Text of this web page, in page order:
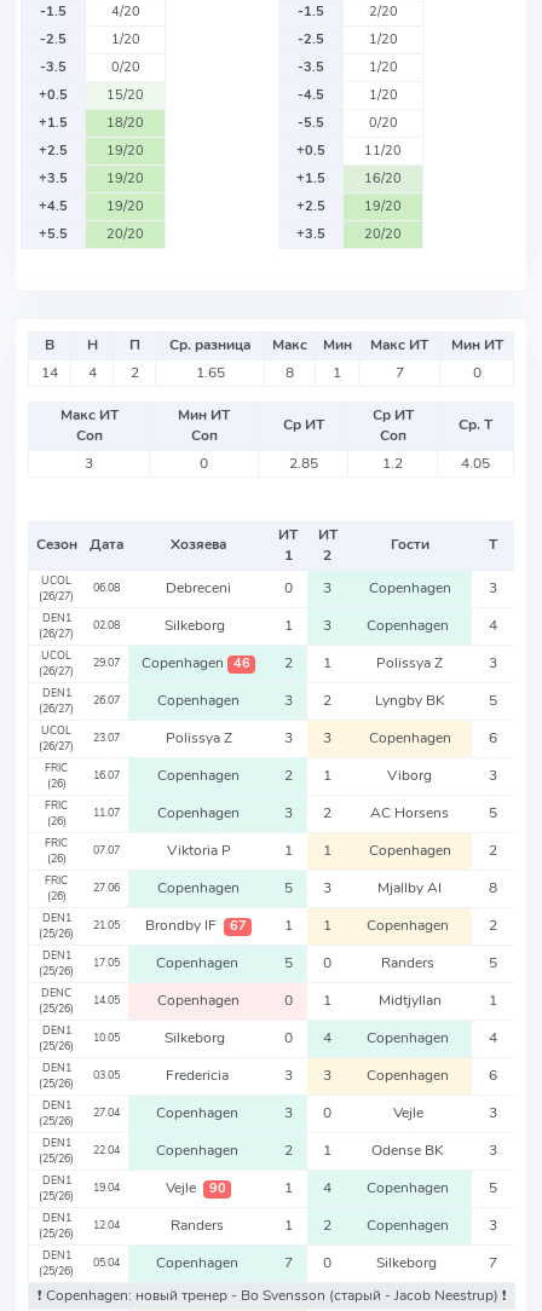
-1.5
4/20
-2.5
1/20
-3.5
0/20
+0.5
15/20
+1.5
18/20
+2.5
19/20
+3.5
19/20
+4.5
19/20
+5.5
20/20
-1.5
2/20
-2.5
1/20
-3.5
1/20
-4.5
1/20
-5.5
0/20
+0.5
11/20
+1.5
16/20
+2.5
19/20
+3.5
20/20
В Н П Ср. разница Макс Мин Макс ИТ
Мин ИТ
14
4 2 1.65 8 1 7 0
Макс ИТ
Соп
Мин ИТ
Соп
Ср ИТ
Ср ИТ
Соп
Ср. Т
3
0 2.85 1.2 4.05
Сезон Дата Хозяева
ИТ
1
ИТ
2
Гости Т
UCOL
(26/27)
06.08 Debreceni 0 3 Copenhagen 3
DEN1
(26/27)
02.08 Silkeborg 1 3 Copenhagen 4
UCOL
(26/27)
29.07 Copenhagen 46 2 1 Polissya Z 3
DEN1
(26/27)
26.07 Copenhagen 3 2 Lyngby BK 5
UCOL
(26/27)
23.07 Polissya Z 3 3 Copenhagen 6
FRIC
(26)
16.07 Copenhagen 2 1 Viborg 3
FRIC
(26)
11.07 Copenhagen 3 2 AC Horsens 5
FRIC
(26)
07.07 Viktoria P 1 1 Copenhagen 2
FRIC
(26)
27.06 Copenhagen 5 3 Mjallby AI 8
DEN1
(25/26)
21.05 Brondby IF 67 1 1 Copenhagen 2
DEN1
(25/26)
17.05 Copenhagen 5 0 Randers 5
DENC
(25/26)
14.05 Copenhagen 0 1 Midtjyllan 1
DEN1
(25/26)
10.05 Silkeborg 0 4 Copenhagen 4
DEN1
(25/26)
03.05 Fredericia 3 3 Copenhagen 6
DEN1
(25/26)
27.04 Copenhagen 3 0 Vejle 3
DEN1
(25/26)
22.04 Copenhagen 2 1 Odense BK 3
DEN1
(25/26)
19.04 Vejle 90 1 4 Copenhagen 5
DEN1
(25/26)
12.04 Randers 1 2 Copenhagen 3
DEN1
(25/26)
05.04 Copenhagen 7 0 Silkeborg
7
❗️ Copenhagen: новый тренер - Bo Svensson (старый - Jacob Neestrup) ❗️